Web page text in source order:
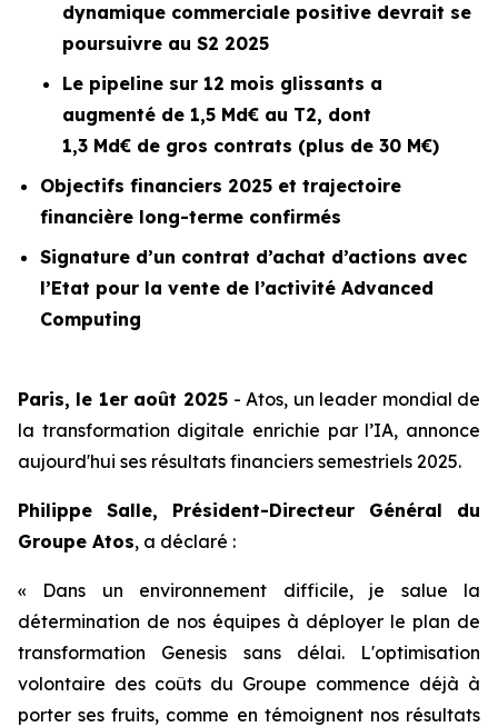
dynamique commerciale positive devrait se
poursuivre au S2 2025
Le pipeline sur 12 mois glissants a
augmenté de 1,5 Md€ au T2, dont
1,3 Md€ de gros contrats (plus de 30 M€)
Objectifs financiers 2025 et trajectoire
financière long-terme confirmés
Signature d’un contrat d’achat d’actions avec
l’Etat pour la vente de l’activité Advanced
Computing
Paris, le 1er août 2025 - Atos, un leader mondial de
la transformation digitale enrichie par l’IA, annonce
aujourd'hui ses résultats financiers semestriels 2025.
Philippe Salle, Président-Directeur Général du
Groupe Atos, a déclaré :
« Dans un environnement difficile, je salue la
détermination de nos équipes à déployer le plan de
transformation Genesis sans délai. L'optimisation
volontaire des coûts du Groupe commence déjà à
porter ses fruits, comme en témoignent nos résultats